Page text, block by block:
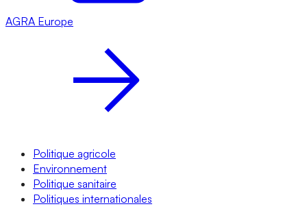
AGRA Europe
Politique agricole
Environnement
Politique sanitaire
Politiques internationales